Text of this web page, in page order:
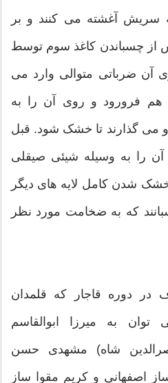
سریش آغشته می کنند و بر
از چسباندن کاغذ سوم توسط
ضرباتی متوالی وارد می
هم فرورود و روی آن را به
گذارند تا خشک شود. قبل
آن را به وسیله شیئی صیقلی
شدن کامل لایه های دیگر
که به ضخامت مورد نظر
در دوره قاجار که قلمدان
به میرزا ابوالقاسم
شاه) مشهدی حسن
اصفهانی و کریم مقوا ساز